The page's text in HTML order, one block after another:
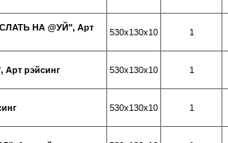
НА @УЙ", Арт 530х130х10 1
рэйсинг 530х130х10 1
530х130х10 1